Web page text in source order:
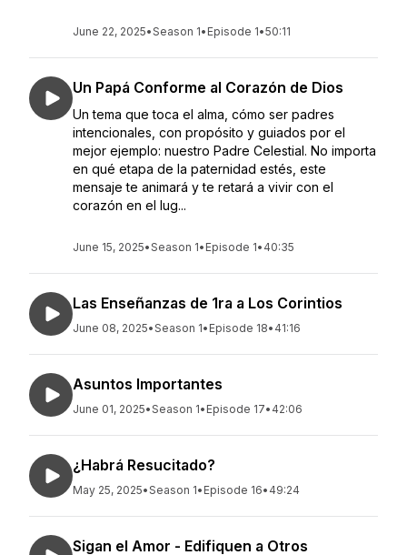
June 22, 2025•Season 1• Episode 1•50:11
Un Papá Conforme al Corazón de Dios
Un tema que toca el alma, cómo ser padres
intencionales, con propósito y guiados por el
mejor ejemplo: nuestro Padre Celestial. No importa
en qué etapa de la paternidad estés, este
mensaje te animará y te retará a vivir con el
corazón en el lug...
June 15, 2025•Season 1• Episode 1• 40:35
Las Enseñanzas de 1ra a Los Corintios
June 08, 2025•Season 1• Episode 18• 41:16
Asuntos Importantes
June 01, 2025•Season 1• Episode 17• 42:06
¿Habrá Resucitado?
May 25, 2025•Season 1• Episode 16• 49:24
Sigan el Amor - Edifiquen a Otros